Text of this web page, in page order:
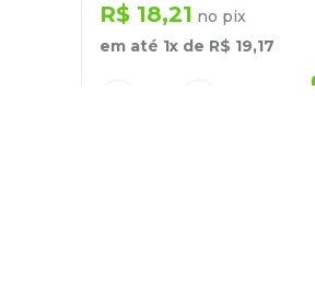
R$ 18,21 no pix
em até 1x de R$ 19,17